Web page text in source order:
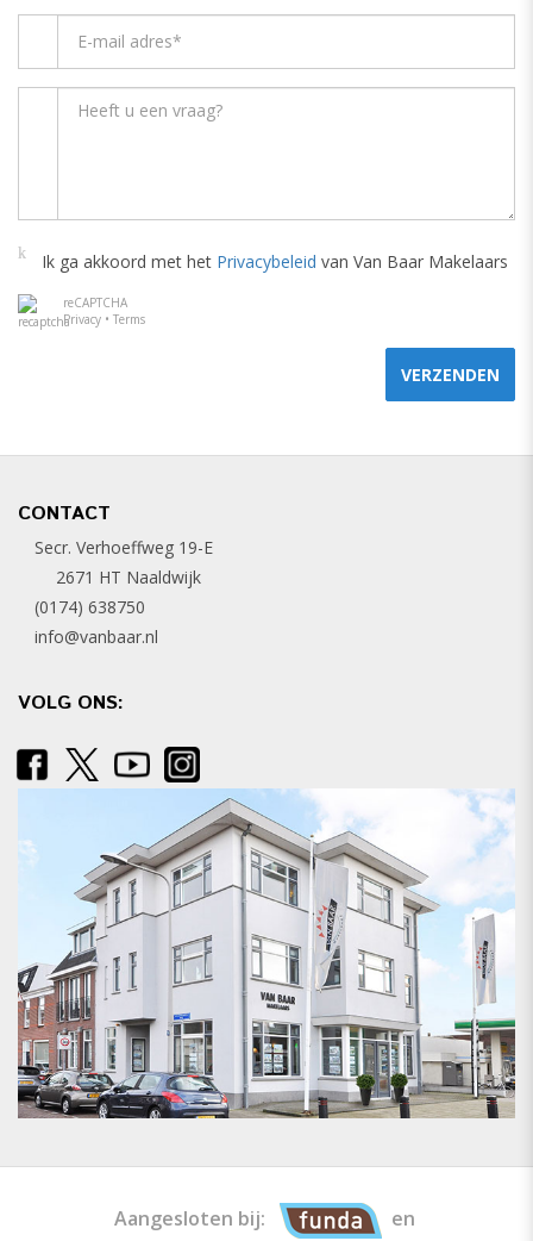
Ik ga akkoord met het Privacybeleid van Van Baar Makelaars
reCAPTCHA
Privacy • Terms
VERZENDEN
CONTACT
Secr. Verhoeffweg 19-E
2671 HT Naaldwijk
(0174) 638750
info@vanbaar.nl
VOLG ONS:
Aangesloten bij: en